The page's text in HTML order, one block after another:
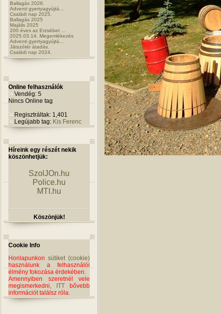
Ballagás 2026.
Adventi gyertyagyújtá...
Családi nap 2025.
Ballagás 2025
Majális 2025
200 éves az Erzsébet ...
2025.03.14. Megemlékezés
Adventi gyertyagyújtá...
Játszótér átadás.
Családi nap 2024.
Online felhasználók
Vendég: 5
Nincs Online tag
Regisztráltak: 1,401
Legújabb tag: Kis Ferenc
Híreink egy részét nekik
köszönhetjük:
SzolJOn.hu
Police.hu
MTI.hu
Köszönjük!
Cookie Info
Honlapunkon sütiket (cookie)
használunk a felhasználói
élmény fokozása érdekében.
Amennyiben szeretnél vele
megismerkedni,
ITT bővebb
információt találsz róla.